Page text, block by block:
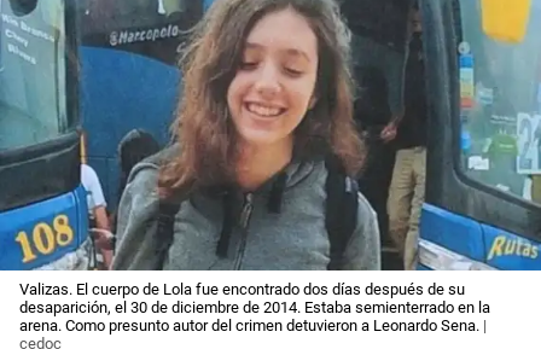
Valizas. El cuerpo de Lola fue encontrado dos días después de su
desaparición, el 30 de diciembre de 2014. Estaba semienterrado en la
arena. Como presunto autor del crimen detuvieron a Leonardo Sena. |
cedoc